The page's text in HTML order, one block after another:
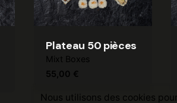
Plateau 50 pièces
Mixt Boxes
55,00 €
Nous utilisons des cookies